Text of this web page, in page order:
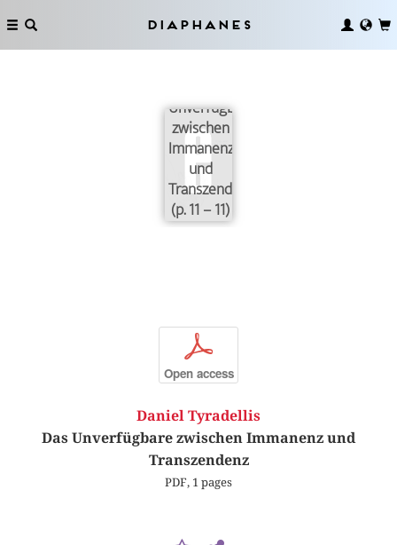
Diaphanes
Unverfügbare
zwischen
Immanenz
und
Transzendenz
(p. 11 – 11)
p
Open access
Daniel Tyradellis
Das Unverfügbare zwischen Immanenz und
Transzendenz
PDF, 1 pages